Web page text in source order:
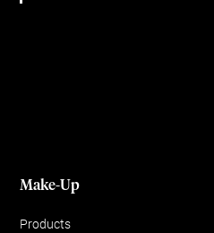
Make-Up
Products